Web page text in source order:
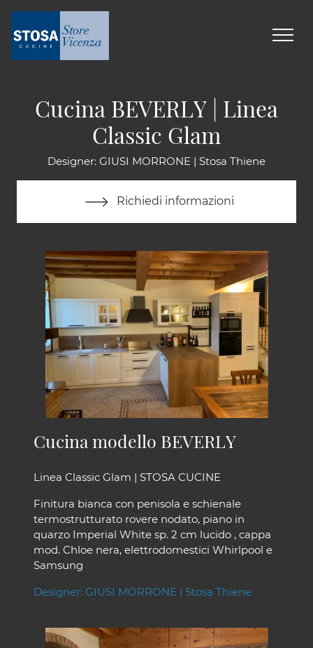
Cucina BEVERLY | Linea
Classic Glam
Designer: GIUSI MORRONE | Stosa Thiene
Richiedi informazioni
Cucina modello BEVERLY
Linea Classic Glam | STOSA CUCINE
Finitura bianca con penisola e schienale
termostrutturato rovere nodato, piano in
quarzo Imperial White sp. 2 cm lucido , cappa
mod. Chloe nera, elettrodomestici Whirlpool e
Samsung
Designer: GIUSI MORRONE | Stosa Thiene